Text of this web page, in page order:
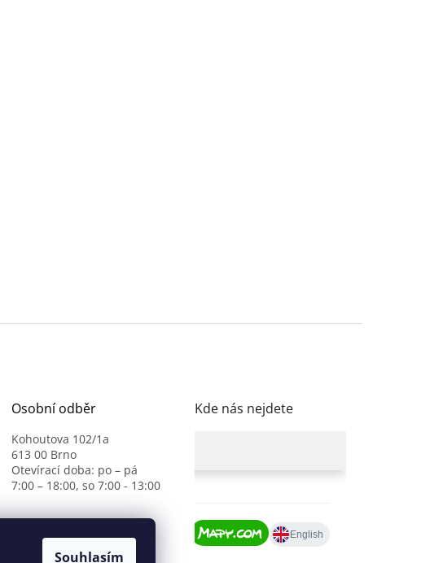
Souhlasím
Osobní odběr
Kohoutova 102/1a
613 00 Brno
Otevírací doba: po – pá
7:00 – 18:00, so 7:00 - 13:00
Kde nás nejdete